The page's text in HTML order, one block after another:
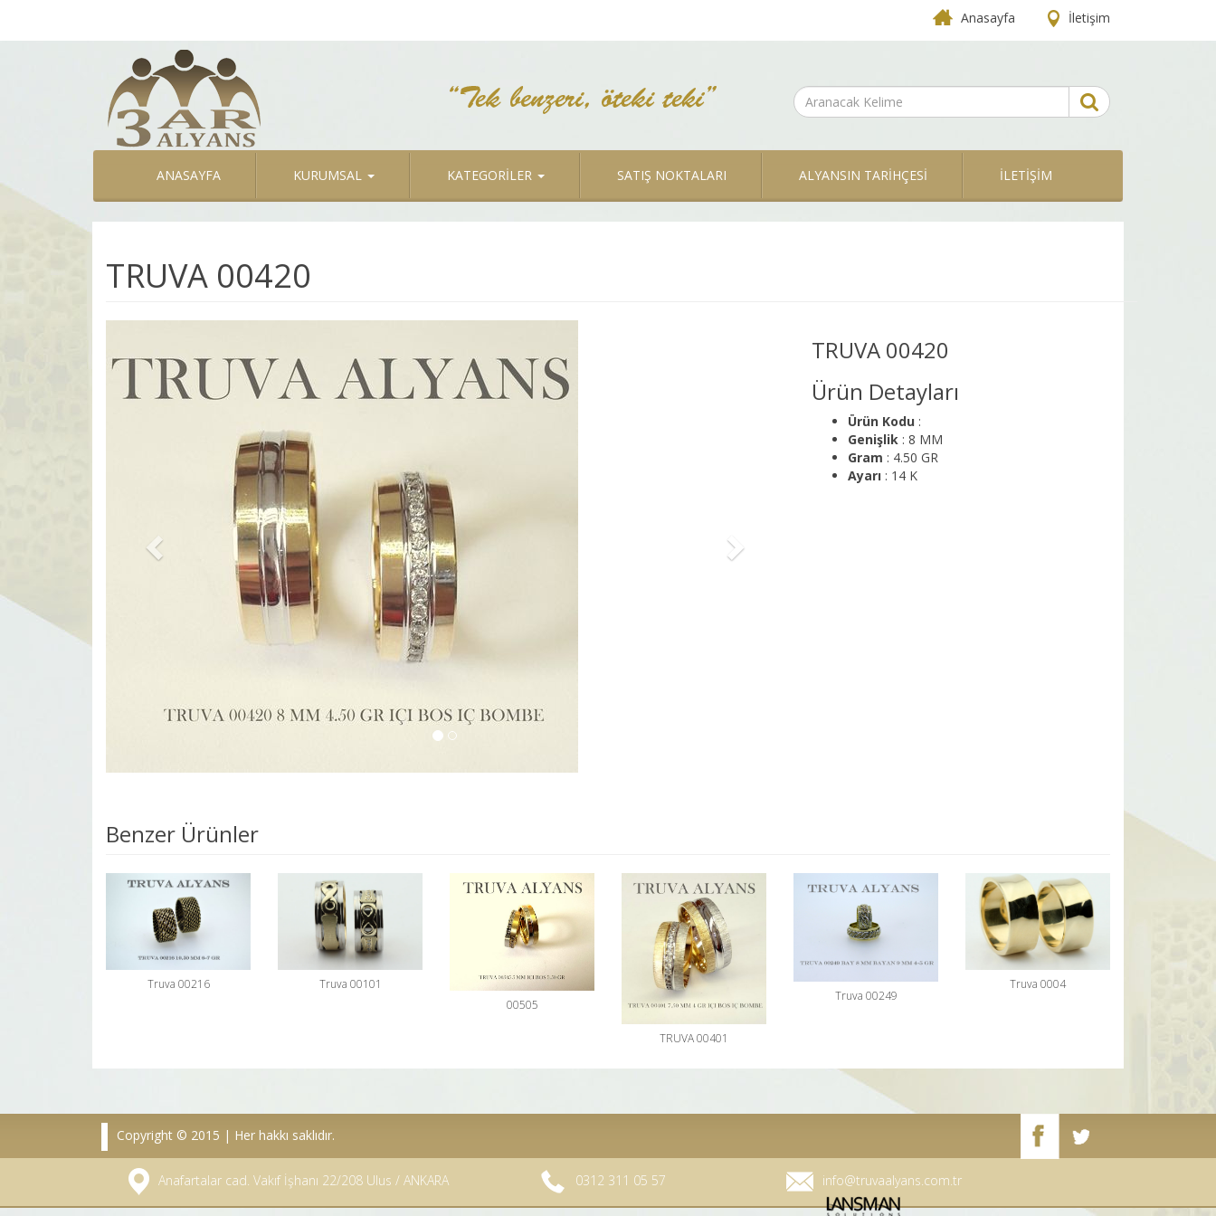
Anasayfa İletişim
ANASAYFA KURUMSAL KATEGORİLER SATIŞ NOKTALARI ALYANSIN TARİHÇESİ İLETİŞİM
TRUVA 00420
TRUVA 00420
Ürün Detayları
Ürün Kodu :
Genişlik : 8 MM
Gram : 4.50 GR
Ayarı : 14 K
Benzer Ürünler
Truva 00216
Truva 00101
00505
TRUVA 00401
Truva 00249
Truva 0004
Copyright © 2015 | Her hakkı saklıdır.
Anafartalar cad. Vakıf İşhanı 22/208 Ulus / ANKARA 0312 311 05 57 info@truvaalyans.com.tr